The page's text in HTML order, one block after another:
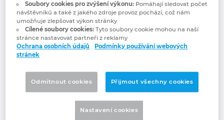
Připravili jsme pro vás online školení,
zaměřené na efektivní přípravu maker.
V průběhu hodiny se naučíte se, jak navýšit
opakovatelnost vašich zapojení, jak
generovat makra inovativním způsobem
pomocí projektu maker a jak si
nakonfigurovat zapojení pomocí zástupných
EPLAN Education pro studenty
EPLAN aplikace pro spolupráci
Trust Center
Filipíny
Finsko
Francie
Soubory cookies pro zvýšení výkonu:Pomáhají sledovat počet
návštěvníků a také z jakého zdroje provoz pochází, což nám
umožňuje zlepšovat výkon stránky
Cílené soubory cookies:Tyto soubory cookie mohou na naší
stránce nastavovat partneři z reklamy
Ochrana osobních údajů
Podmínky používání webových
stránek
Odmítnout cookies Přijmout všechny cookies
Nastavení cookies